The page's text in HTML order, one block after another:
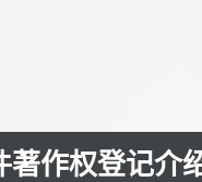
著作权登记介